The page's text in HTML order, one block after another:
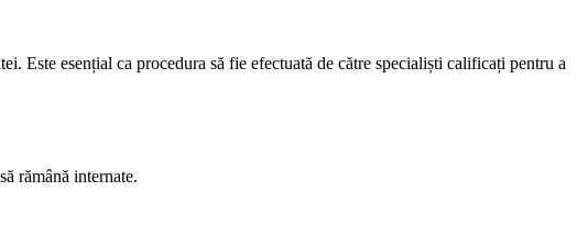
Este esențial ca procedura să fie efectuată de către specialiști calificați pentru a
rămână internate.